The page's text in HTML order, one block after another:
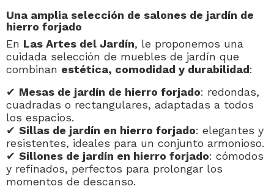
Una amplia selección de salones de jardín de
hierro forjado
En Las Artes del Jardín, le proponemos una
cuidada selección de muebles de jardín que
combinan estética, comodidad y durabilidad:
✔ Mesas de jardín de hierro forjado: redondas,
cuadradas o rectangulares, adaptadas a todos
los espacios.
✔ Sillas de jardín en hierro forjado: elegantes y
resistentes, ideales para un conjunto armonioso.
✔ Sillones de jardín en hierro forjado: cómodos
y refinados, perfectos para prolongar los
momentos de descanso.